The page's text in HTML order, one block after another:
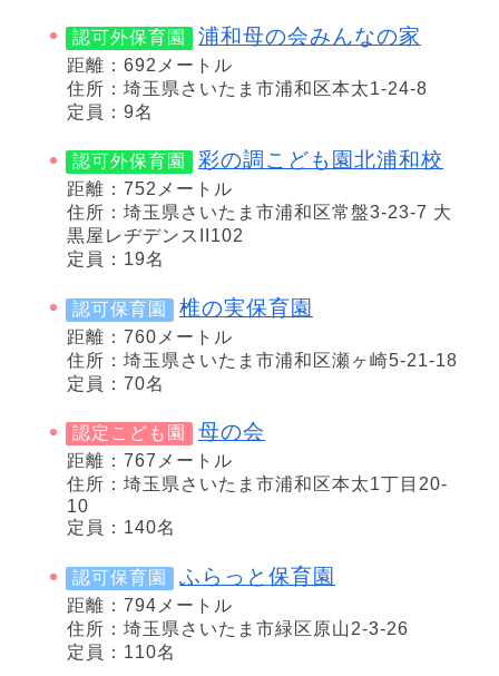
認可外保育園 浦和母の会みんなの家
距離：692メートル
住所：埼玉県さいたま市浦和区本太1-24-8
定員：9名
認可外保育園 彩の調こども園北浦和校
距離：752メートル
住所：埼玉県さいたま市浦和区常盤3-23-7 大
黒屋レヂデンスII102
定員：19名
認可保育園 椎の実保育園
距離：760メートル
住所：埼玉県さいたま市浦和区瀬ヶ崎5-21-18
定員：70名
認定こども園 母の会
距離：767メートル
住所：埼玉県さいたま市浦和区本太1丁目20-
10
定員：140名
認可保育園 ふらっと保育園
距離：794メートル
住所：埼玉県さいたま市緑区原山2-3-26
定員：110名